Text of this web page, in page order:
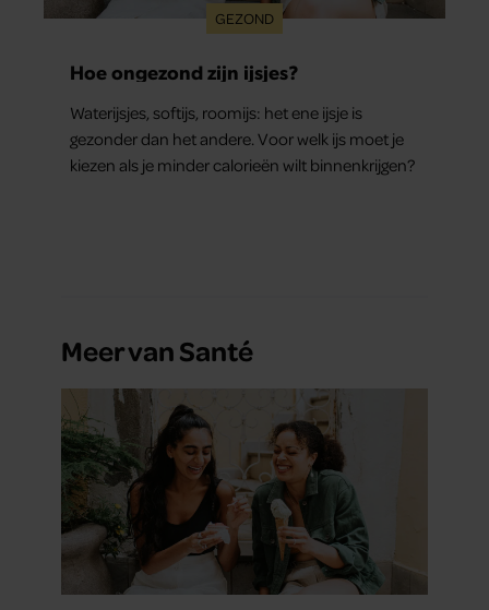
GEZOND
Hoe ongezond zijn ijsjes?
Waterijsjes, softijs, roomijs: het ene ijsje is
gezonder dan het andere. Voor welk ijs moet je
kiezen als je minder calorieën wilt binnenkrijgen?
Meer van Santé